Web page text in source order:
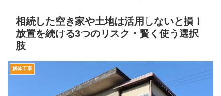
相続した空き家や土地は活用しないと損！
放置を続ける3つのリスク・賢く使う選択
肢
解体工事